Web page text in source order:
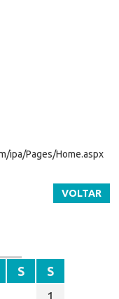
ipa/Pages/Home.aspx
VOLTAR
S
S
1